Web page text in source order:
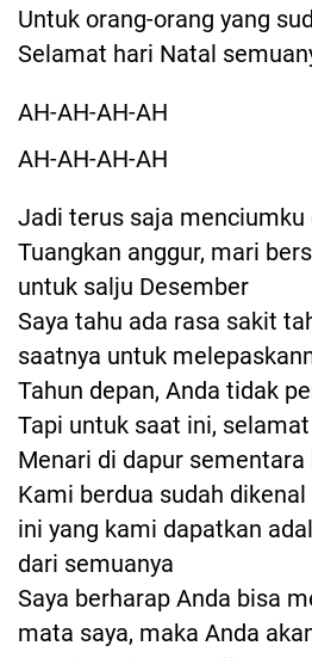
Untuk orang-orang yang
Selamat hari Natal
AH-AH-AH-AH
AH-AH-AH-AH
Jadi terus saja
Tuangkan anggur, mari
untuk salju Desember
Saya tahu ada rasa sakit
saatnya untuk
Tahun depan, Anda tidak
Tapi untuk saat ini,
Menari di dapur
Kami berdua sudah
ini yang kami dapatkan
dari semuanya
Saya berharap Anda bisa
mata saya, maka Anda